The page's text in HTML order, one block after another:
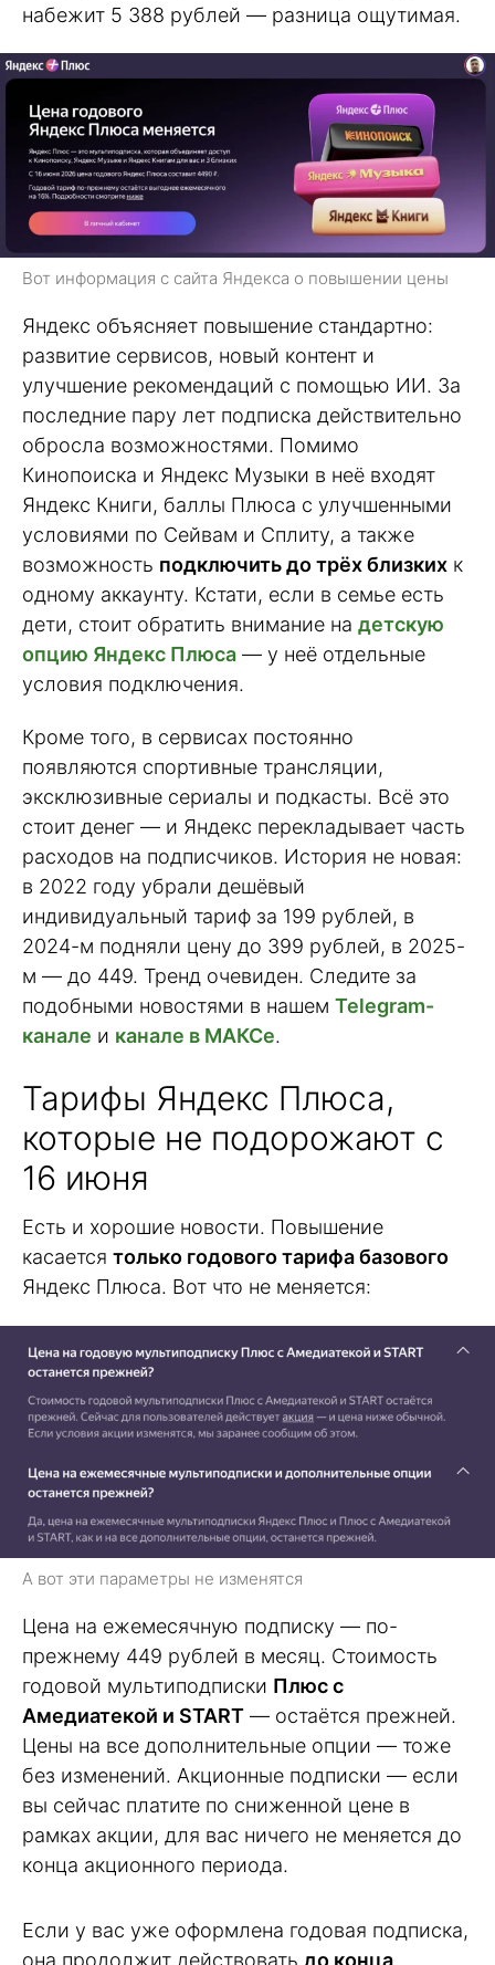
набежит 5 388 рублей — разница ощутимая.
Вот информация с сайта Яндекса о повышении цены
Яндекс объясняет повышение стандартно:
развитие сервисов, новый контент и
улучшение рекомендаций с помощью ИИ. За
последние пару лет подписка действительно
обросла возможностями. Помимо
Кинопоиска и Яндекс Музыки в неё входят
Яндекс Книги, баллы Плюса с улучшенными
условиями по Сейвам и Сплиту, а также
возможность подключить до трёх близких к
одному аккаунту. Кстати, если в семье есть
дети, стоит обратить внимание на детскую
опцию Яндекс Плюса — у неё отдельные
условия подключения.
Кроме того, в сервисах постоянно
появляются спортивные трансляции,
эксклюзивные сериалы и подкасты. Всё это
стоит денег — и Яндекс перекладывает часть
расходов на подписчиков. История не новая:
в 2022 году убрали дешёвый
индивидуальный тариф за 199 рублей, в
2024-м подняли цену до 399 рублей, в 2025-
м — до 449. Тренд очевиден. Следите за
подобными новостями в нашем Telegram-
канале и канале в МАКСе.
Тарифы Яндекс Плюса,
которые не подорожают с
16 июня
Есть и хорошие новости. Повышение
касается только годового тарифа базового
Яндекс Плюса. Вот что не меняется:
А вот эти параметры не изменятся
Цена на ежемесячную подписку — по-
прежнему 449 рублей в месяц. Стоимость
годовой мультиподписки Плюс с
Амедиатекой и START — остаётся прежней.
Цены на все дополнительные опции — тоже
без изменений. Акционные подписки — если
вы сейчас платите по сниженной цене в
рамках акции, для вас ничего не меняется до
конца акционного периода.
Если у вас уже оформлена годовая подписка,
она продолжит действовать до конца